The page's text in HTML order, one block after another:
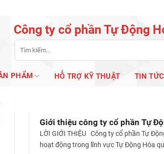
Công ty cổ phần Tự Động
Tìm
kiếm:
PHẨM HỖ TRỢ KỸ THUẬT TIN TỨC
Giới thiệu công ty cổ phần Tự
LỜI GIỚI THIỆU Công ty cổ phần Tự
hoạt động trong lĩnh vực Tự Động Hóa